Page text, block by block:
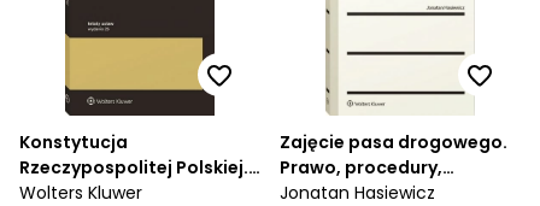
Konstytucja
Rzeczypospolitej Polskiej.
Przepisy
Wolters Kluwer
Zajęcie pasa drogowego.
Prawo, procedury,
praktyka
Jonatan Hasiewicz